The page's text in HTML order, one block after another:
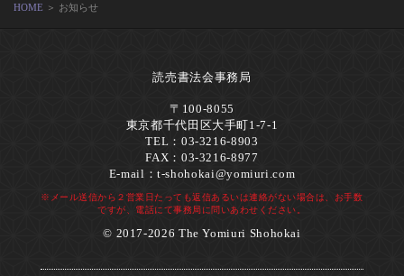
HOME ＞ お知らせ
読売書法会事務局
〒100-8055
東京都千代田区大手町1-7-1
TEL：03-3216-8903
FAX：03-3216-8977
E-mail：t-shohokai@yomiuri.com
※メール送信から２営業日たっても返信あるいは連絡がない場合は、お手数
ですが、電話にて事務局に問いあわせください。
© 2017-2026 The Yomiuri Shohokai